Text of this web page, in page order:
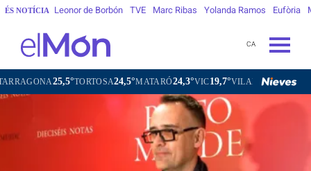
ÉS NOTÍCIA Leonor de Borbón TVE Marc Ribas Yolanda Ramos Eufòria
CA
TORTOSA24,5°MATARÓ24,3°VIC19,7°VILAFRANCA DEL PENEDÈS21,0°